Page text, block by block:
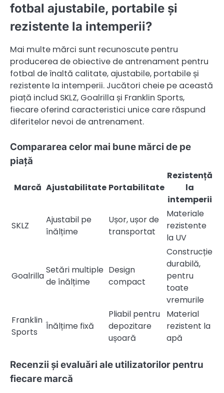
fotbal ajustabile, portabile și
rezistente la intemperii?
Mai multe mărci sunt recunoscute pentru
producerea de obiective de antrenament pentru
fotbal de înaltă calitate, ajustabile, portabile și
rezistente la intemperii. Jucători cheie pe această
piață includ SKLZ, Goalrilla și Franklin Sports,
fiecare oferind caracteristici unice care răspund
diferitelor nevoi de antrenament.
Compararea celor mai bune mărci de pe
piață
Marcă Ajustabilitate Portabilitate
Rezistență
la
intemperii
SKLZ
Ajustabil pe
înălțime
Ușor, ușor de
transportat
Materiale
rezistente
la UV
Goalrilla
Setări multiple
de înălțime
Design
compact
Construcție
durabilă,
pentru
toate
vremurile
Franklin
Sports
Înălțime fixă
Pliabil pentru
depozitare
ușoară
Material
rezistent la
apă
Recenzii și evaluări ale utilizatorilor pentru
fiecare marcă